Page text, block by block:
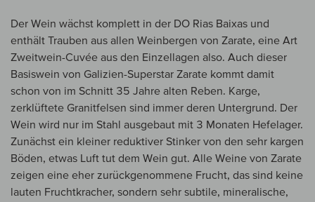
Der Wein wächst komplett in der DO Rias Baixas und
enthält Trauben aus allen Weinbergen von Zarate, eine Art
Zweitwein-Cuvée aus den Einzellagen also. Auch dieser
Basiswein von Galizien-Superstar Zarate kommt damit
schon von im Schnitt 35 Jahre alten Reben. Karge,
zerklüftete Granitfelsen sind immer deren Untergrund. Der
Wein wird nur im Stahl ausgebaut mit 3 Monaten Hefelager.
Zunächst ein kleiner reduktiver Stinker von den sehr kargen
Böden, etwas Luft tut dem Wein gut. Alle Weine von Zarate
zeigen eine eher zurückgenommene Frucht, das sind keine
lauten Fruchtkracher, sondern sehr subtile, mineralische,